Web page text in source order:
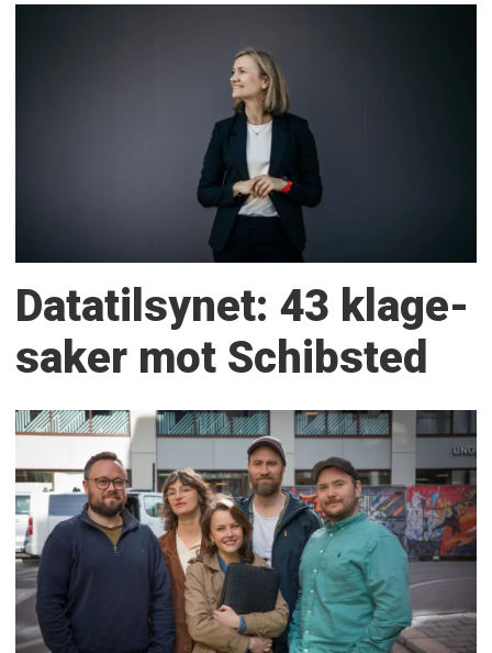
Datatilsynet: 43 klage­
saker mot Schibsted